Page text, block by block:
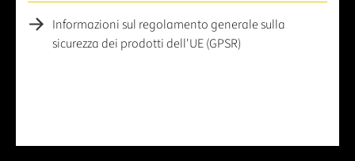
Informazioni sul regolamento generale sulla
sicurezza dei prodotti dell'UE (GPSR)